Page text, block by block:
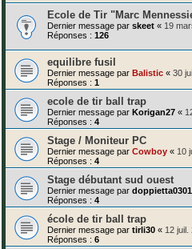
Ecole de Tir "Marc
Dernier message par skeet « 19
Réponses : 126
equilibre fusil
Dernier message par Balistic « 30
Réponses : 1
ecole de tir ball trap
Dernier message par Korigan27 «
Réponses : 4
Stage / Moniteur PC
Dernier message par Cowboy « 10
Réponses : 4
Stage débutant sud ouest
Dernier message par doppietta0301
Réponses : 4
école de tir ball trap
Dernier message par tirli30 « 12 juil.
Réponses : 6